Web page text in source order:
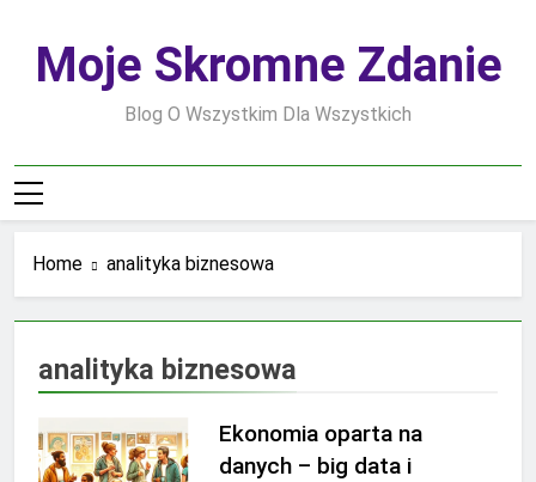
contentMoje Skromne Zdanie
Blog O Wszystkim Dla Wszystkich
Home analityka biznesowa
analityka biznesowa
Ekonomia oparta na
danych – big data i